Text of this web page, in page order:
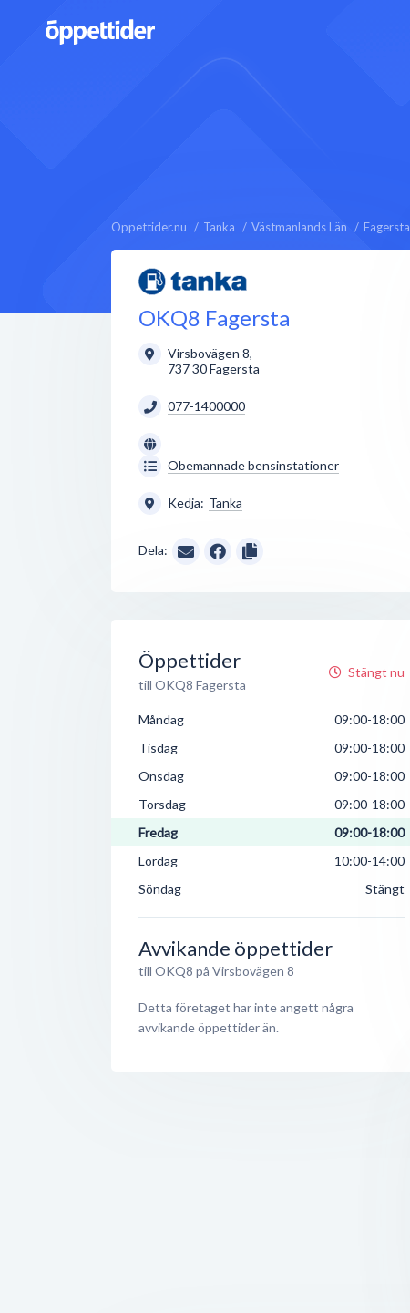
Öppettider.nu Tanka Västmanlands Län Fagersta
OKQ8 Fagersta
Virsbovägen 8,
737 30Fagersta
077-1400000
Obemannade bensinstationer
Kedja: Tanka
Dela:
Öppettider
till OKQ8 Fagersta
Stängt nu
Måndag
09:00-18:00
Tisdag
09:00-18:00
Onsdag
09:00-18:00
Torsdag
09:00-18:00
Fredag
09:00-18:00
Lördag
10:00-14:00
Söndag
Stängt
Avvikande öppettider
till OKQ8 på Virsbovägen 8
Detta företaget har inte angett några
avvikande öppettider än.